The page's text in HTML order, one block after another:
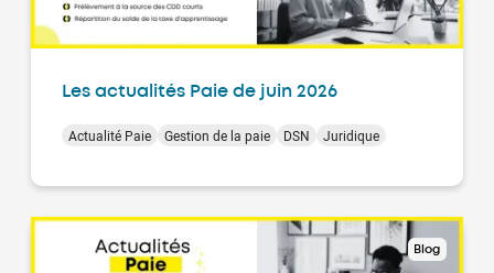
Les actualités Paie de juin 2026
Actualité Paie Gestion de la paie DSN Juridique
Blog